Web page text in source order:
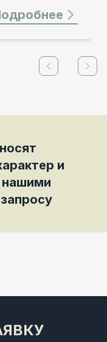
Previous
и
нашими